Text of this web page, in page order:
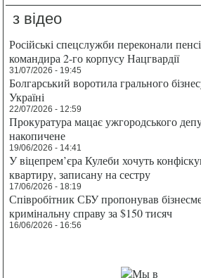
з відео
Російські спецслужби переконали
командира 2-го корпусу Нацгвардії
31/07/2026 - 19:45
Болгарський воротила грального
Україні
22/07/2026 - 12:59
Прокуратура мацає ужгородського
накопичене
19/06/2026 - 14:41
У віцепрем’єра Кулеби хочуть
квартиру, записану на сестру
17/06/2026 - 18:19
Співробітник СБУ пропонував
кримінальну справу за $150 тисяч
16/06/2026 - 16:56